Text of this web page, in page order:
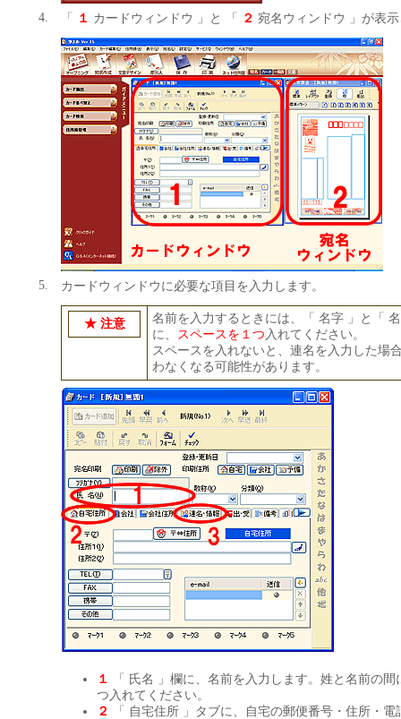
4. 「 １ カードウィンドウ 」と 「 ２ 宛名ウィンドウ 」が表
5. カードウィンドウに必要な項目を入力します。
★ 注意
名前を入力するときには、「 名字 」と「
に、 スペースを１つ 入れてください。
スペースを入れないと、連名を入力した場
わなくなる可能性があります。
１
「 氏名 」欄に、名前を入力します。姓と名前の
つ入れてください。
２
「 自宅住所 」タブに、自宅の郵便番号・住所・